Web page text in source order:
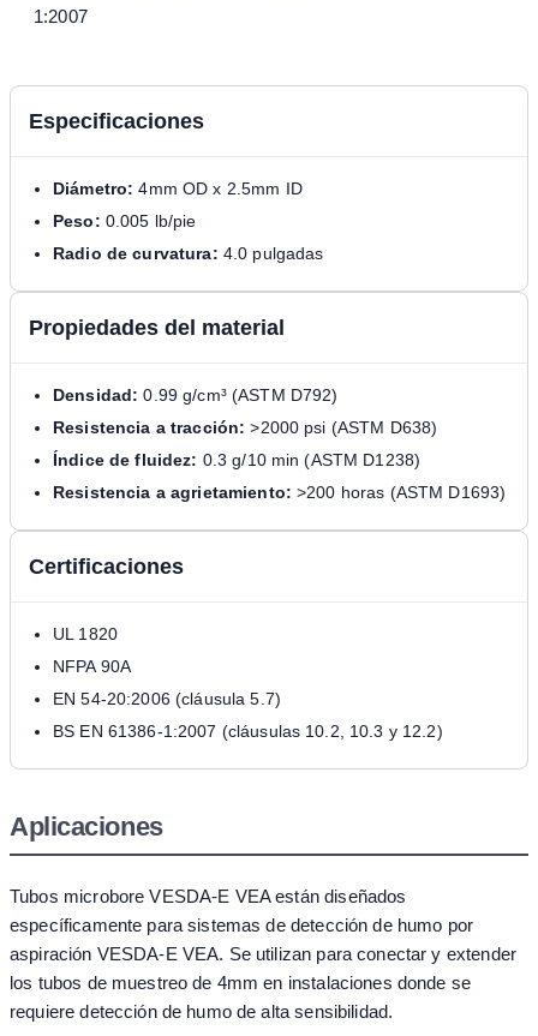
1:2007
Especificaciones
Diámetro: 4mm OD x 2.5mm ID
Peso: 0.005 lb/pie
Radio de curvatura: 4.0 pulgadas
Propiedades del material
Densidad: 0.99 g/cm³ (ASTM D792)
Resistencia a tracción: >2000 psi (ASTM D638)
Índice de fluidez: 0.3 g/10 min (ASTM D1238)
Resistencia a agrietamiento: >200 horas (ASTM D1693)
Certificaciones
UL 1820
NFPA 90A
EN 54-20:2006 (cláusula 5.7)
BS EN 61386-1:2007 (cláusulas 10.2, 10.3 y 12.2)
Aplicaciones
Tubos microbore VESDA-E VEA están diseñados
específicamente para sistemas de detección de humo por
aspiración VESDA-E VEA. Se utilizan para conectar y extender
los tubos de muestreo de 4mm en instalaciones donde se
requiere detección de humo de alta sensibilidad.